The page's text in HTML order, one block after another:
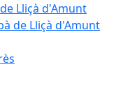
Lliçà d'Amunt
de Lliçà d'Amunt